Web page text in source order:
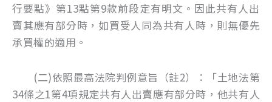
行要點》第13點第9款前段定有明文。因此共有人出
賣其應有部分時，如買受人同為共有人時，則無優先
承買權的適用。
(二)依照最高法院判例意旨（註2）：「土地法第
34條之1第4項規定共有人出賣應有部分時，他共有人